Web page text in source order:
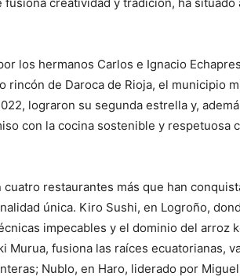
los hermanos Carlos e Ignacio
de Daroca de Rioja, el municipio
lograron su segunda estrella y,
con la cocina sostenible y respetuosa
restaurantes más que han
única. Kiro Sushi, en Logroño,
impecables y el dominio del arroz
Murua, fusiona las raíces ecuatorianas,
Nublo, en Haro, liderado por